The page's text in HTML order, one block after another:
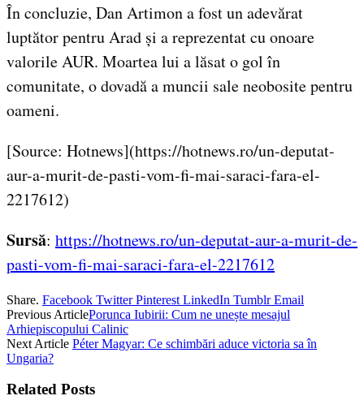
În concluzie, Dan Artimon a fost un adevărat
luptător pentru Arad și a reprezentat cu onoare
valorile AUR. Moartea lui a lăsat o gol în
comunitate, o dovadă a muncii sale neobosite pentru
oameni.
[Source: Hotnews](https://hotnews.ro/un-deputat-
aur-a-murit-de-pasti-vom-fi-mai-saraci-fara-el-
2217612)
Sursă: https://hotnews.ro/un-deputat-aur-a-murit-de-
pasti-vom-fi-mai-saraci-fara-el-2217612
Share. Facebook Twitter Pinterest LinkedIn Tumblr Email
Previous ArticlePorunca Iubirii: Cum ne unește mesajul
Arhiepiscopului Calinic
Next Article Péter Magyar: Ce schimbări aduce victoria sa în
Ungaria?
Related Posts